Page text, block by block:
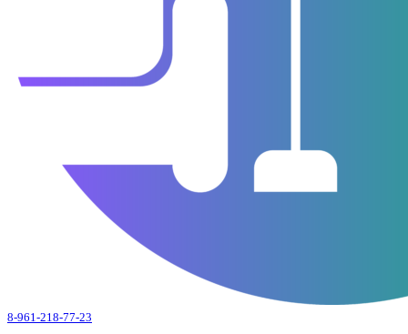
8-961-218-77-23